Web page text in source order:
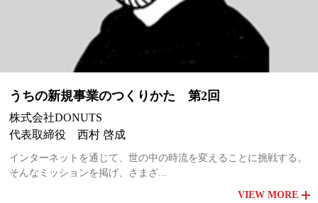
うちの新規事業のつくりかた 第2回
株式会社DONUTS
代表取締役 西村 啓成
インターネットを通じて、世の中の時流を変えることに挑戦する。
そんなミッションを掲げ、さまざ...
VIEW MORE